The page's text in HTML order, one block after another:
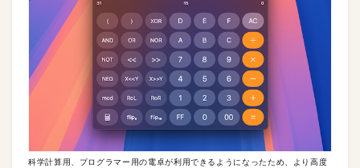
科学計算用、プログラマー用の電卓が利用できるようになったため、より高度